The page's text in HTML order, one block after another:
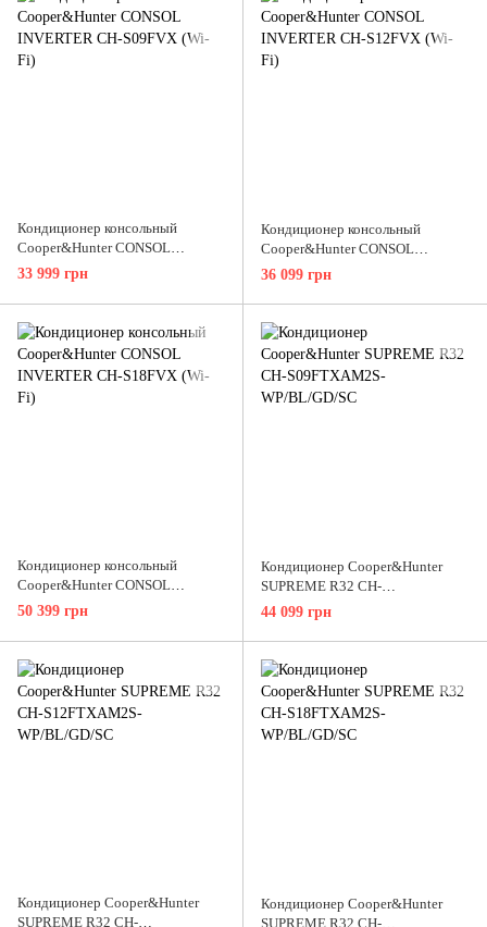
Кондиционер консольный
Cooper&Hunter CONSOL
INVERTER CH-S09FVX (Wi-Fi)
33 999 грн
Кондиционер консольный
Cooper&Hunter CONSOL
INVERTER CH-S12FVX (Wi-Fi)
36 099 грн
Кондиционер консольный
Cooper&Hunter CONSOL
INVERTER CH-S18FVX (Wi-Fi)
50 399 грн
Кондиционер Cooper&Hunter
SUPREME R32 CH-
S09FTXAM2S-WP/BL/GD/SC
44 099 грн
Кондиционер Cooper&Hunter
SUPREME R32 CH-
Кондиционер Cooper&Hunter
SUPREME R32 CH-